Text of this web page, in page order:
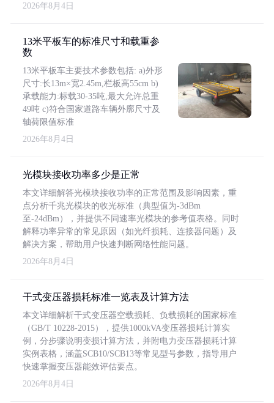
2026年8月4日
13米平板车的标准尺寸和载重参
数
13米平板车主要技术参数包括: a)外形
尺寸:长13m×宽2.45m,栏板高55cm b)
承载能力:标载30-35吨,最大允许总重
49吨 c)符合国家道路车辆外廓尺寸及
轴荷限值标准
2026年8月4日
光模块接收功率多少是正常
本文详细解答光模块接收功率的正常范围及影响因素，重
点分析千兆光模块的收光标准（典型值为-3dBm
至-24dBm），并提供不同速率光模块的参考值表格。同时
解释功率异常的常见原因（如光纤损耗、连接器问题）及
解决方案，帮助用户快速判断网络性能问题。
2026年8月4日
干式变压器损耗标准一览表及计算方法
本文详细解析干式变压器空载损耗、负载损耗的国家标准
（GB/T 10228-2015），提供1000kVA变压器损耗计算实
例，分步骤说明变损计算方法，并附电力变压器损耗计算
实例表格，涵盖SCB10/SCB13等常见型号参数，指导用户
快速掌握变压器能效评估要点。
2026年8月4日